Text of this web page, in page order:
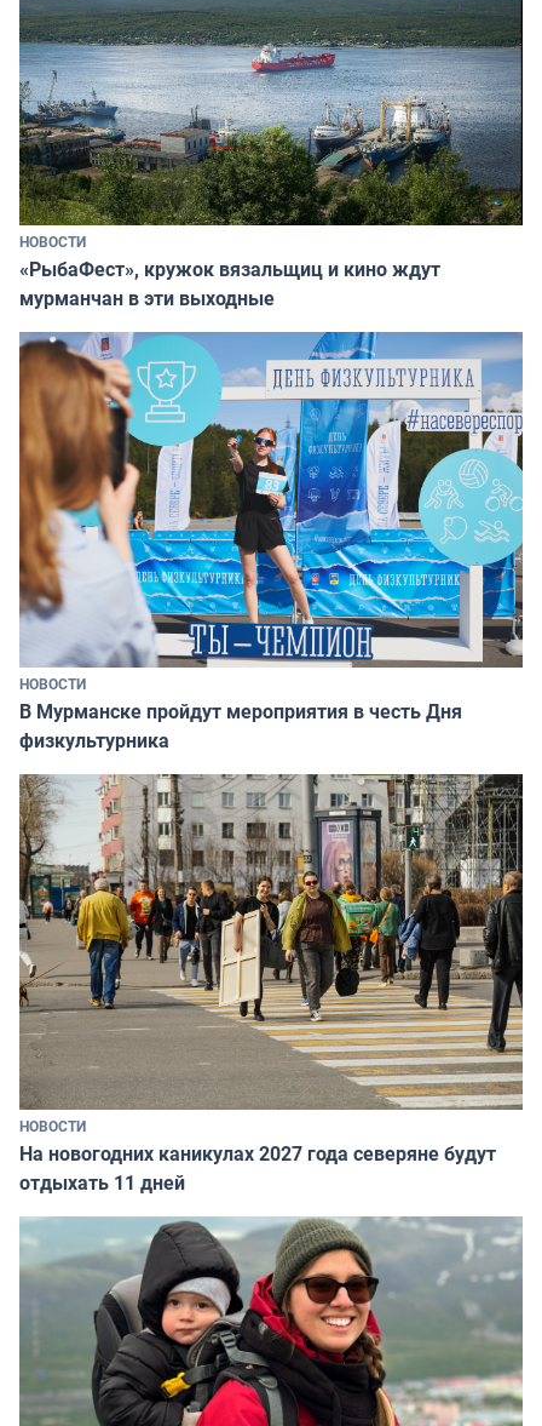
НОВОСТИ
«РыбаФест», кружок вязальщиц и кино ждут
мурманчан в эти выходные
НОВОСТИ
В Мурманске пройдут мероприятия в честь Дня
физкультурника
НОВОСТИ
На новогодних каникулах 2027 года северяне будут
отдыхать 11 дней